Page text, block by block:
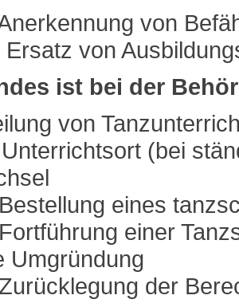
von
Ersatz von
ist bei der
von
(bei
eines
einer
Umgründung
der